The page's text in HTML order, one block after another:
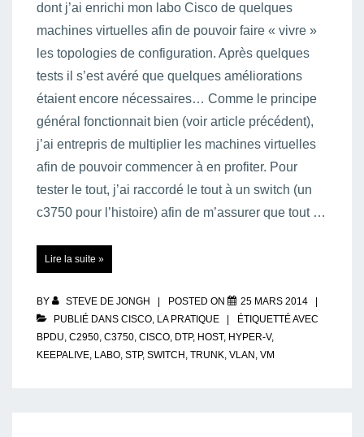
dont j’ai enrichi mon labo Cisco de quelques
machines virtuelles afin de pouvoir faire « vivre »
les topologies de configuration. Après quelques
tests il s’est avéré que quelques améliorations
étaient encore nécessaires… Comme le principe
général fonctionnait bien (voir article précédent),
j’ai entrepris de multiplier les machines virtuelles
afin de pouvoir commencer à en profiter. Pour
tester le tout, j’ai raccordé le tout à un switch (un
c3750 pour l’histoire) afin de m’assurer que tout …
virtuels
pour
réel
suite
fin
Lire la suite »
BY STEVE DE JONGH POSTED ON
25 MARS 2014
PUBLIÉ DANS CISCO, LA PRATIQUE
ÉTIQUETTÉ AVEC
BPDU, C2950, C3750, CISCO, DTP, HOST, HYPER-V,
KEEPALIVE, LABO, STP, SWITCH , TRUNK, VLAN , VM